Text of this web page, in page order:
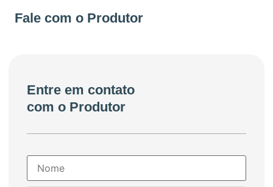
Fale com o Produtor
Entre em contato
com o Produtor